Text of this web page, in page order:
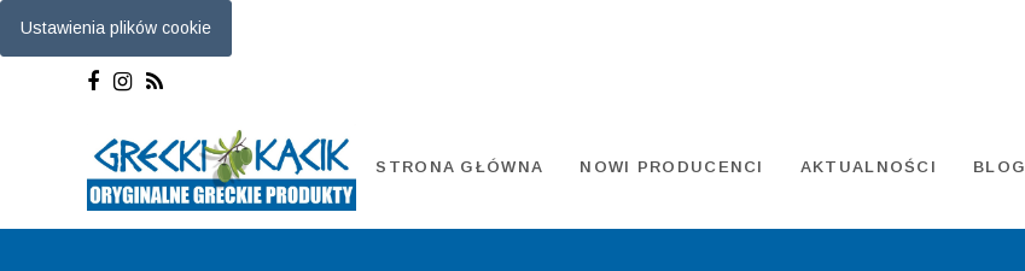
Ustawienia plików cookie
STRONA GŁÓWNA NOWI PRODUCENCI AKTUALNOŚCI BLOG